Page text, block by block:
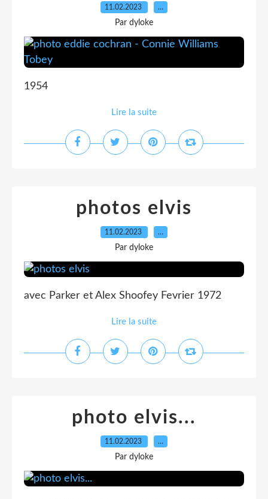
11.02.2023 …
Par dyloke
1954
Lire la suite
photos elvis
11.02.2023 …
Par dyloke
avec Parker et Alex Shoofey Fevrier 1972
Lire la suite
photo elvis...
11.02.2023 …
Par dyloke